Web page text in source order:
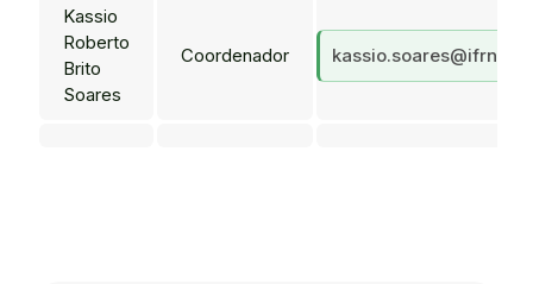
Kassio
Roberto
Brito
Soares
Coordenador